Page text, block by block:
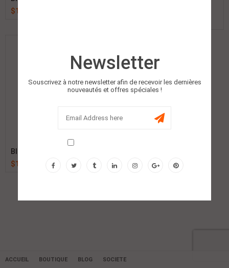
$1.00
Blouson Polyester
$1.00
ACCUEIL BOUTIQUE BLOG SOCIETE
Newsletter
Souscrivez à notre newsletter afin de recevoir les dernières
nouveautés et offres spéciales !